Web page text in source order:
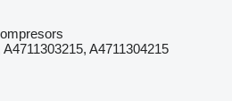
A4711304215